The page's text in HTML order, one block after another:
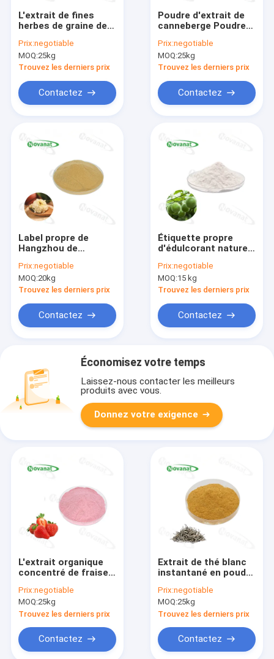
L'extrait de fines
herbes de graine de
saupoudrent l'extrait
d'acide gras de
40%/graine de
saupoudrent la
protéine de 60%
Prix:negotiable
MOQ:25kg
Trouvez les derniers prix
Contactez
Poudre d'extrait de
canneberge Poudre
1% à 25%
d'anthocyanes
Prix:negotiable
MOQ:25kg
Trouvez les derniers prix
Contactez
Label propre de
Hangzhou de
poudre blanche
organique d'extrait
Prix:negotiable
MOQ:20kg
Trouvez les derniers prix
Contactez
Étiquette propre
d'édulcorant naturel
poudre soluble dans
l'eau d'extrait de
fruit de moine 50%
Prix:negotiable
MOQ:15 kg
Trouvez les derniers prix
Contactez
Économisez votre temps
Laissez-nous contacter les meilleurs
produits avec vous.
Donnez votre exigence
L'extrait organique
concentré de fraise
saveur pure/label
soluble dans
l'eau/propre
Prix:negotiable
MOQ:25kg
Trouvez les derniers prix
Contactez
Extrait de thé blanc
instantané en poudre
boisson alimentaire
Prix:negotiable
MOQ:25kg
Trouvez les derniers prix
Contactez